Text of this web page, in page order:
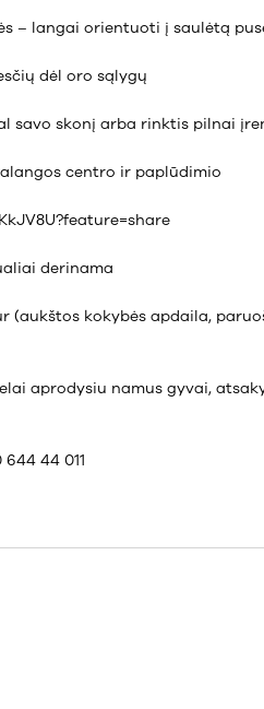
– langai orientuoti į saulėtą
dėl oro sąlygų
savo skonį arba rinktis pilnai
centro ir paplūdimio
derinama
(aukštos kokybės apdaila,
aprodysiu namus gyvai,
644 44 011